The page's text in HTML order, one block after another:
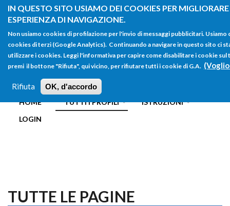
IN QUESTO SITO USIAMO DEI COOKIES PER
ESPERIENZA DI NAVIGAZIONE.
Non usiamo cookies di profilazione per l'invio di messaggi pubblicitari. Usiamo
cookies di terzi (Google Analytics). Continuando a navigare in questo sito ci
utilizzare i cookies. Leggi l'informativa per capire come disabilitare i cookie
premi il bottone "Rifiuta", qui vicino, per rifiutare tutti i cookie di G.A.
Rifiuta OK, d'accordo
Salta al contenuto principale
FORM
DI
RICERCA
Main menu
HOME TUTTI I PROFILI
ISTRUZIONI
LOGIN
TUTTE LE PAGINE